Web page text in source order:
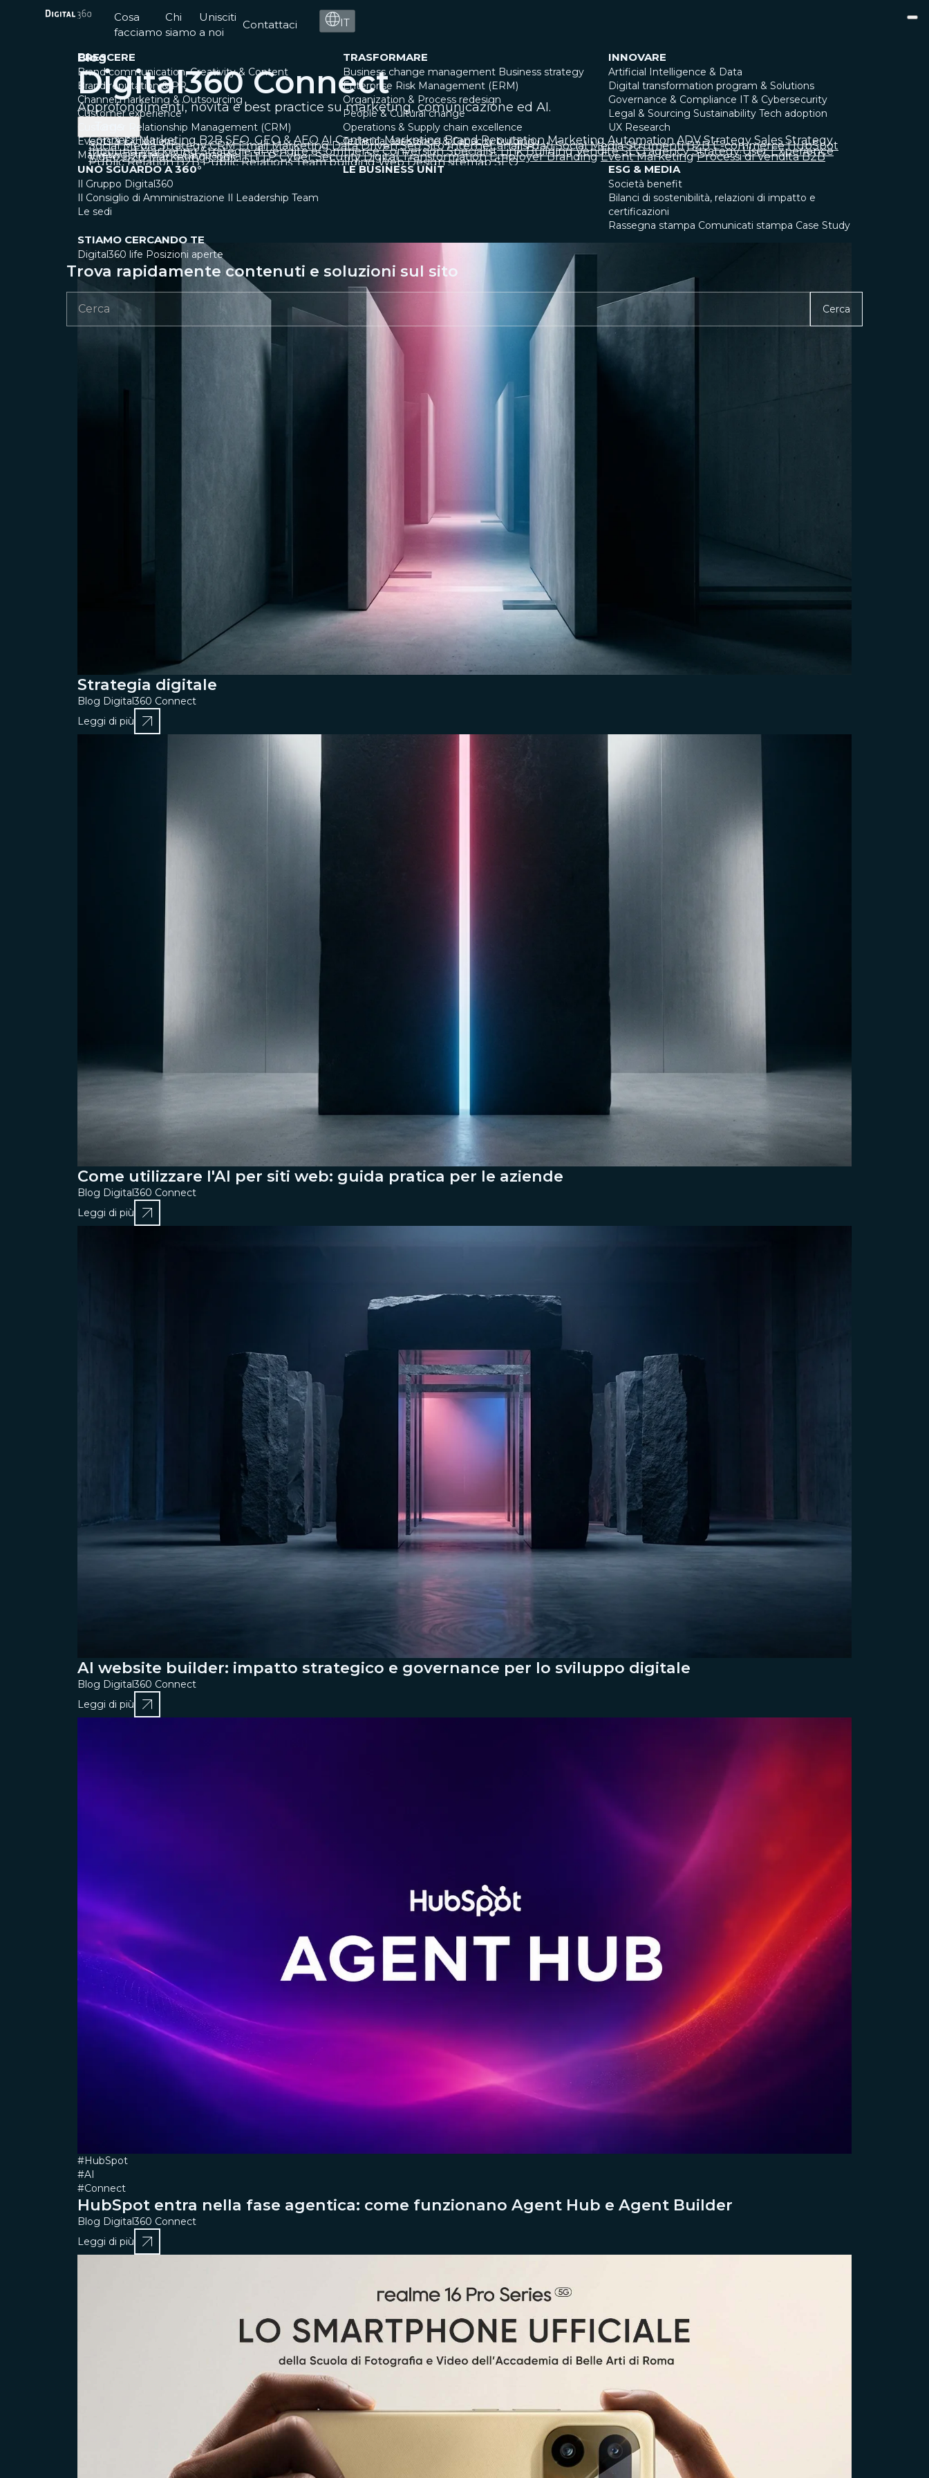
Cosa
facciamo
Chi
siamo
Unisciti
a noi
Contattaci IT
CRESCERE
Brand communication, Creativity & Content
Brand reputation & PR
Channel marketing & Outsourcing
Customer experience
Customer Relationship Management (CRM)
Events & Exhibitions
Marketing strategy & Campaigns
TRASFORMARE
Business change management Business strategy
Enterprise Risk Management (ERM)
Organization & Process redesign
People & Cultural change
Operations & Supply chain excellence
Technical assistance & Capacity building
INNOVARE
Artificial Intelligence & Data
Digital transformation program & Solutions
Governance & Compliance IT & Cybersecurity
Legal & Sourcing Sustainability Tech adoption
UX Research
UNO SGUARDO A 360°
Il Gruppo Digital360
Il Consiglio di Amministrazione Il Leadership Team
Le sedi
LE BUSINESS UNIT ESG & MEDIA
Società benefit
Bilanci di sostenibilità, relazioni di impatto e
certificazioni
Rassegna stampa Comunicati stampa Case Study
STIAMO CERCANDO TE
Digital360 life Posizioni aperte
Trova rapidamente contenuti e soluzioni sul sito
Cerca
Blog
Digital360 Connect
Approfondimenti, novità e best practice su marketing, comunicazione ed AI.
Connect Marketing B2B SEO, GEO & AEO AI Content Marketing Brand Reputation Marketing Automation ADV Strategy Sales Strategy
Social Media Strategy CRM Email Marketing Data Driven Seo Sito Internet analisi dati Social Media Strumenti B2B E-commerce HubSpot
Inbound Marketing Strategie di vendite eCommerce Conversion Specialist Link Building Vendite SEO agency Strategy User Experience
Video B2B Marketing Codici HTTP Cyber Security Digital Transformation Employer Branding Event Marketing Processi di Vendita B2B
Public Relation B2B Public Relations Team building Web Design sitemap SEO
Strategia digitale
Blog Digital360 Connect
Leggi di più
Come utilizzare l'AI per siti web: guida pratica per le aziende
Blog Digital360 Connect
Leggi di più
AI website builder: impatto strategico e governance per lo sviluppo digitale
Blog Digital360 Connect
Leggi di più
#HubSpot
#AI
#Connect
HubSpot entra nella fase agentica: come funzionano Agent Hub e Agent Builder
Blog Digital360 Connect
Leggi di più